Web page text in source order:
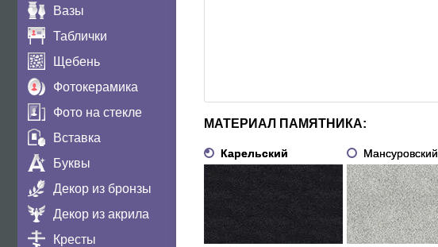
Вазы
Таблички
Щебень
Фотокерамика
Фото на стекле
Вставка
Буквы
Декор из бронзы
Декор из акрила
Кресты
МАТЕРИАЛ ПАМЯТНИКА:
Карельский Мансуровский